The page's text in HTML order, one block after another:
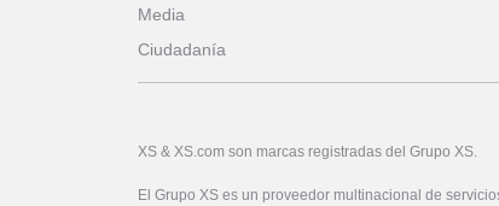
Media
Ciudadanía
XS & XS.com son marcas registradas del Grupo XS.
El Grupo XS es un proveedor multinacional de